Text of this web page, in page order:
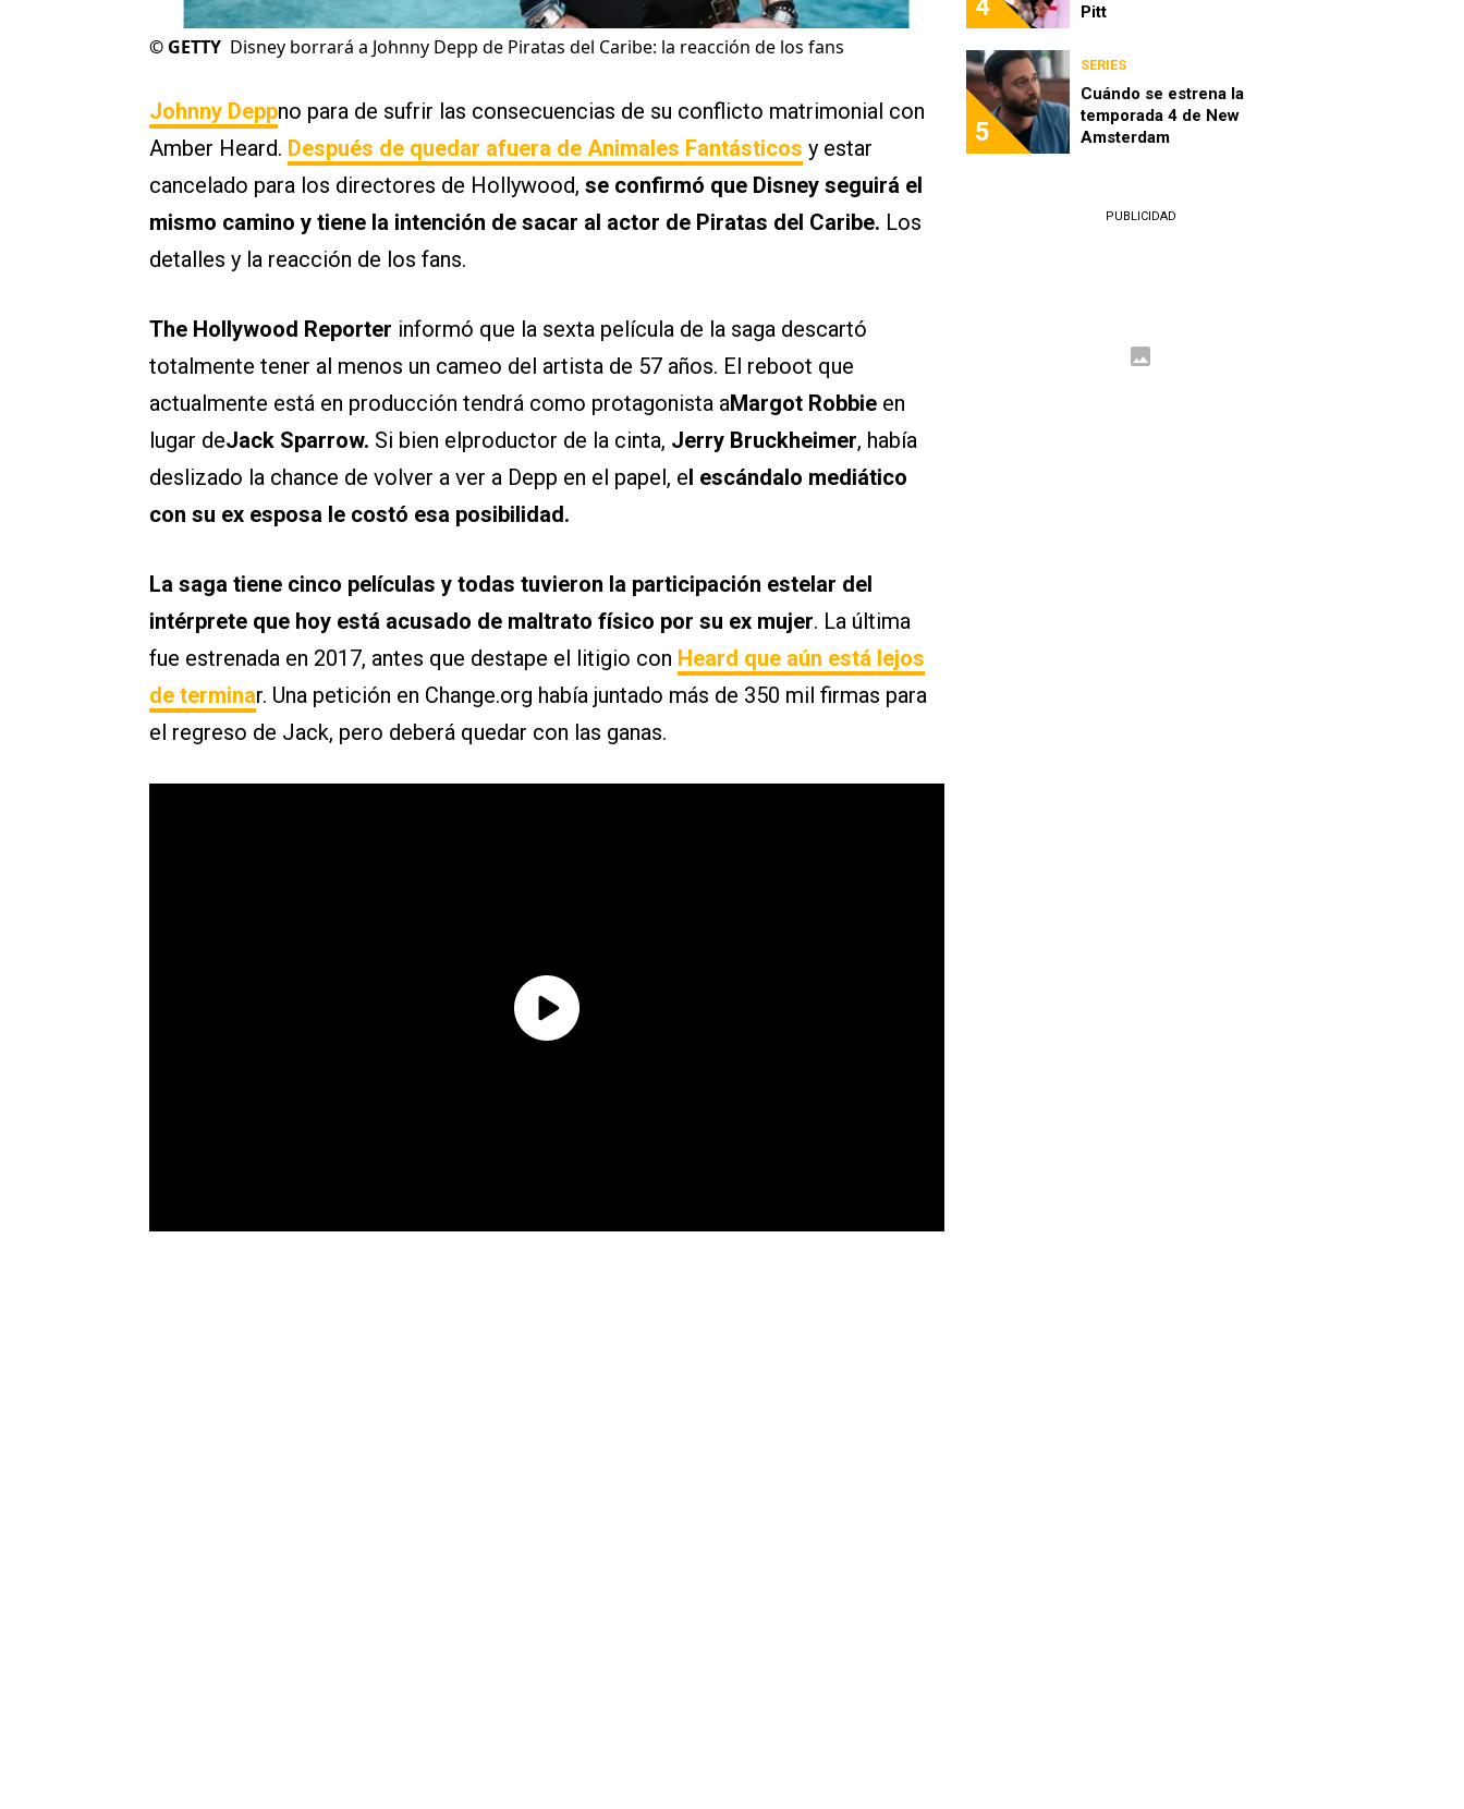
© GETTY Disney borrará a Johnny Depp de Piratas del Caribe: la reacción de los fans
Johnny Deppno para de sufrir las consecuencias de su conflicto matrimonial con
Amber Heard. Después de quedar afuera de Animales Fantásticos y estar
cancelado para los directores de Hollywood, se confirmó que Disney seguirá el
mismo camino y tiene la intención de sacar al actor de Piratas del Caribe. Los
detalles y la reacción de los fans.
The Hollywood Reporter informó que la sexta película de la saga descartó
totalmente tener al menos un cameo del artista de 57 años. El reboot que
actualmente está en producción tendrá como protagonista aMargot Robbie en
lugar deJack Sparrow. Si bien elproductor de la cinta, Jerry Bruckheimer, había
deslizado la chance de volver a ver a Depp en el papel, el escándalo mediático
con su ex esposa le costó esa posibilidad.
La saga tiene cinco películas y todas tuvieron la participación estelar del
intérprete que hoy está acusado de maltrato físico por su ex mujer. La última
fue estrenada en 2017, antes que destape el litigio con Heard que aún está lejos
de terminar. Una petición en Change.org había juntado más de 350 mil firmas para
el regreso de Jack, pero deberá quedar con las ganas.
4 Pitt
5
SERIES
Cuándo se estrena la
temporada 4 de New
Amsterdam
PUBLICIDAD